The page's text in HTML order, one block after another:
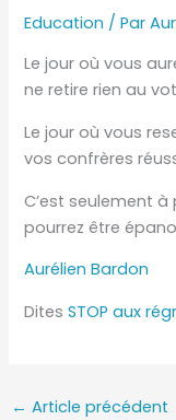
Education / Par
Le jour où vous
ne retire rien au
Le jour où vous
vos confrères
C’est seulement
pourrez être
Aurélien Bardon
DitesSTOP aux
← Article précédent